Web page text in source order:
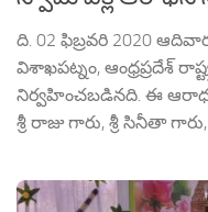
ది. 02 ఫిబ్రవరి 2020
విశాఖపట్నం, ఆంధ్రప్రదేశ్
నిర్వహించబడినది. ఈ ఆరాధన
శ్రీ రాజు గారు, శ్రీ సినీతా